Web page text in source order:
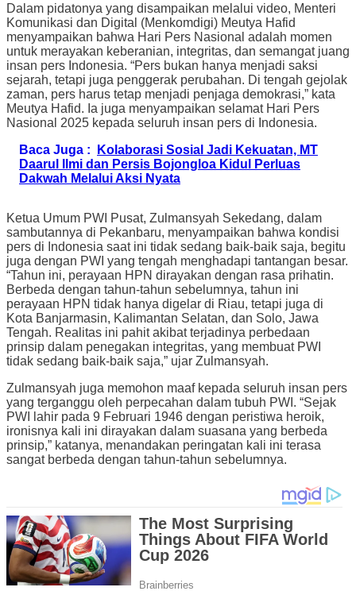
Dalam pidatonya yang disampaikan melalui video, Menteri
Komunikasi dan Digital (Menkomdigi) Meutya Hafid
menyampaikan bahwa Hari Pers Nasional adalah momen
untuk merayakan keberanian, integritas, dan semangat juang
insan pers Indonesia. “Pers bukan hanya menjadi saksi
sejarah, tetapi juga penggerak perubahan. Di tengah gejolak
zaman, pers harus tetap menjadi penjaga demokrasi,” kata
Meutya Hafid. Ia juga menyampaikan selamat Hari Pers
Nasional 2025 kepada seluruh insan pers di Indonesia.
Baca Juga :
Kolaborasi Sosial Jadi Kekuatan, MT
Daarul Ilmi dan Persis Bojongloa Kidul Perluas
Dakwah Melalui Aksi Nyata
Ketua Umum PWI Pusat, Zulmansyah Sekedang, dalam
sambutannya di Pekanbaru, menyampaikan bahwa kondisi
pers di Indonesia saat ini tidak sedang baik-baik saja, begitu
juga dengan PWI yang tengah menghadapi tantangan besar.
“Tahun ini, perayaan HPN dirayakan dengan rasa prihatin.
Berbeda dengan tahun-tahun sebelumnya, tahun ini
perayaan HPN tidak hanya digelar di Riau, tetapi juga di
Kota Banjarmasin, Kalimantan Selatan, dan Solo, Jawa
Tengah. Realitas ini pahit akibat terjadinya perbedaan
prinsip dalam penegakan integritas, yang membuat PWI
tidak sedang baik-baik saja,” ujar Zulmansyah.
Zulmansyah juga memohon maaf kepada seluruh insan pers
yang terganggu oleh perpecahan dalam tubuh PWI. “Sejak
PWI lahir pada 9 Februari 1946 dengan peristiwa heroik,
ironisnya kali ini dirayakan dalam suasana yang berbeda
prinsip,” katanya, menandakan peringatan kali ini terasa
sangat berbeda dengan tahun-tahun sebelumnya.